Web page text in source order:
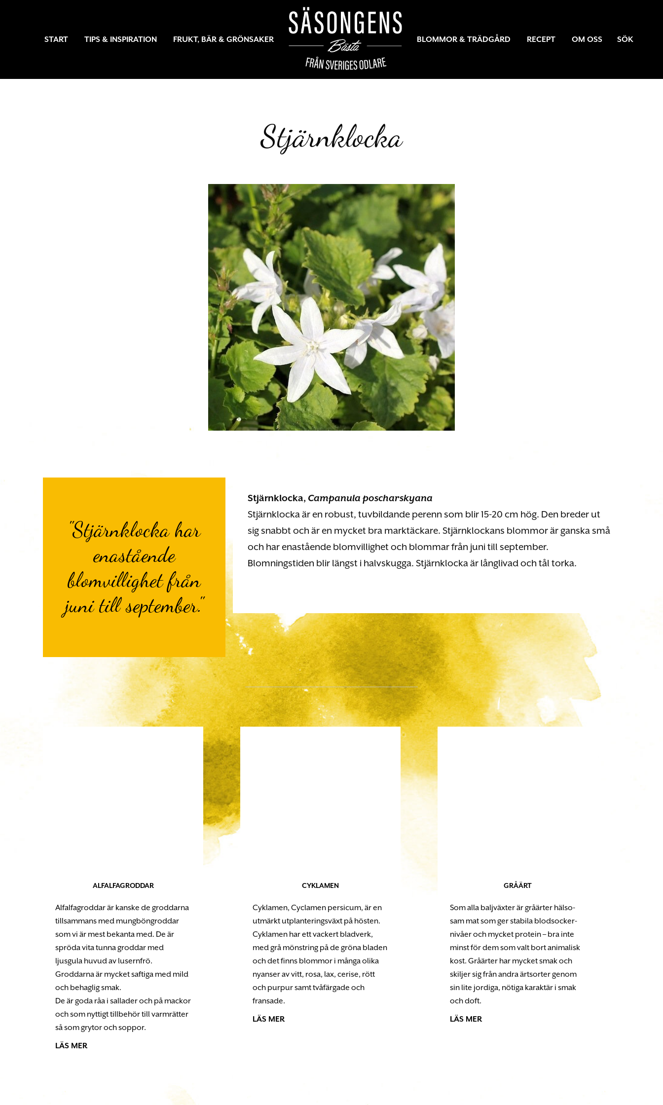
START TIPS & INSPIRATION FRUKT, BÄR & GRÖNSAKER BLOMMOR & TRÄDGÅRD RECEPT OM OSS SÖK
Stjärnklocka
"Stjärnklocka har
enastående
blomvillighet från
juni till september."
Stjärnklocka, Campanula poscharskyana
Stjärnklocka är en robust, tuvbildande perenn som blir 15-20 cm hög. Den breder ut
sig snabbt och är en mycket bra marktäckare. Stjärnklockans blommor är ganska små
och har enastående blomvillighet och blommar från juni till september.
Blomningstiden blir längst i halvskugga. Stjärnklocka är långlivad och tål torka.
ALFALFAGRODDAR
Alfalfagroddar är kanske de groddarna
tillsammans med mungböngroddar
som vi är mest bekanta med. De är
spröda vita tunna groddar med
ljusgula huvud av lusernfrö.
Groddarna är mycket saftiga med mild
och behaglig smak.
De är goda råa i sallader och på mackor
och som nyttigt tillbehör till varmrätter
så som grytor och soppor.
LÄS MER
CYKLAMEN
Cyklamen, Cyclamen persicum, är en
utmärkt utplanteringsväxt på hösten.
Cyklamen har ett vackert bladverk,
med grå mönstring på de gröna bladen
och det finns blommor i många olika
nyanser av vitt, rosa, lax, cerise, rött
och purpur samt tvåfärgade och
fransade.
LÄS MER
GRÅÄRT
Som alla baljväxter är gråärter hälso­
sam mat som ger stabila blodsocker­­-
nivåer och mycket protein – bra inte
minst för dem som valt bort animalisk
kost. Gråärter har mycket smak och
skiljer sig från andra ärtsorter genom
sin lite jordiga, nötiga karaktär i smak
och doft.
LÄS MER